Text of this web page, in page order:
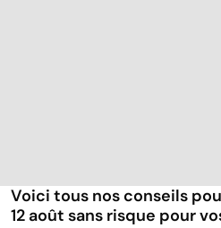
Voici tous nos conseils
12 août sans risque pour